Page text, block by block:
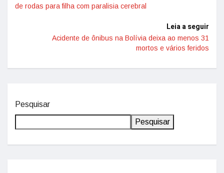
de rodas para filha com paralisia cerebral
Leia a seguir
Acidente de ônibus na Bolívia deixa ao menos 31
mortos e vários feridos
Pesquisar
Pesquisar